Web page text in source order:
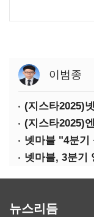
이범종
넷마블 "4분
넷마블, 3분기
뉴스리듬